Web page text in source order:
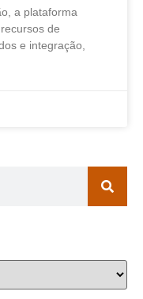
a plataforma
de
e integração,